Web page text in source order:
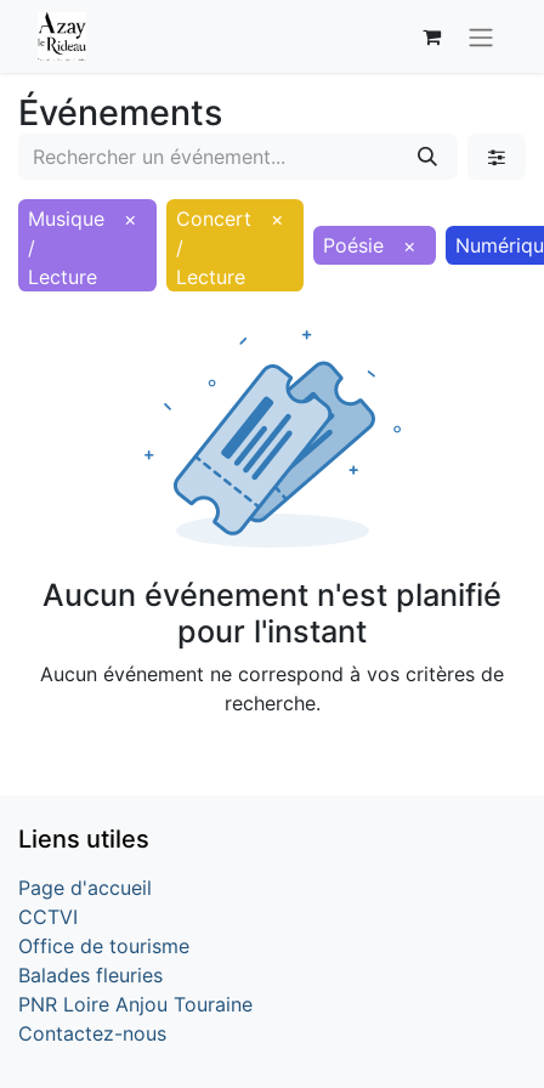
Événements
Musique
/
Lecture
×
Concert
/
Lecture
×
Poésie
×
Aucun événement n'est planifié
pour l'instant
Aucun événement ne correspond à vos critères de
recherche.
Liens utiles
Page d'accueil
CCTVI
Office de tourisme
Balades fleuries
PNR Loire Anjou Touraine
Contactez-nous